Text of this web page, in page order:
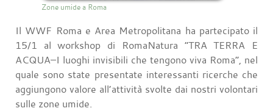
Zone umide a Roma
Il WWF Roma e Area Metropolitana ha partecipato il
15/1 al workshop di RomaNatura “TRA TERRA E
ACQUA–I luoghi invisibili che tengono viva Roma”, nel
quale sono state presentate interessanti ricerche che
aggiungono valore all’attività svolte dai nostri volontari
sulle zone umide.